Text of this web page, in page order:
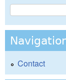
Formulaire
Recherche
Contact